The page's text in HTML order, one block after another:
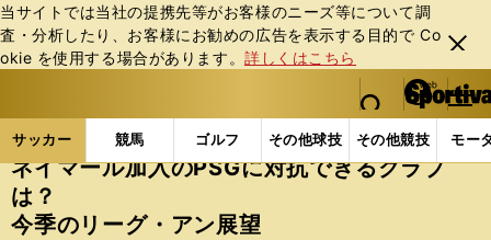
当サイトでは当社の提携先等がお客様のニーズ等について調
査・分析したり、お客様にお勧めの広告を表⽰する⽬的で Co
okie を使⽤する場合があります。詳しくはこちら
閉じ
る
web Sportiva (webスポルティーバ)
検索
マイペ
ー
ジ
メニュ
サッカー 競馬 ゴルフ その他球技 その他競技 モー
ス
ポ
ル
テ
サッカーの記事一覧 海外サッカー 海外サッカー
ネイマール加入のPSGに対抗できるクラブ
は？
今季のリーグ・アン展望